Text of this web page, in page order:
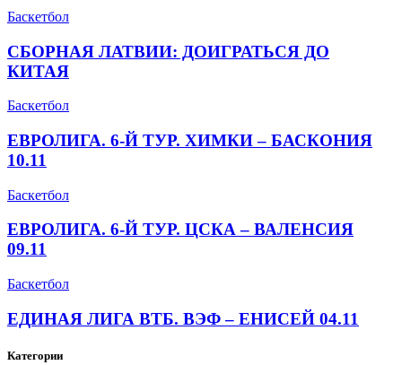
Баскетбол
СБОРНАЯ ЛАТВИИ: ДОИГРАТЬСЯ ДО
КИТАЯ
Баскетбол
ЕВРОЛИГА. 6-Й ТУР. ХИМКИ – БАСКОНИЯ
10.11
Баскетбол
ЕВРОЛИГА. 6-Й ТУР. ЦСКА – ВАЛЕНСИЯ
09.11
Баскетбол
ЕДИНАЯ ЛИГА ВТБ. ВЭФ – ЕНИСЕЙ 04.11
Категории